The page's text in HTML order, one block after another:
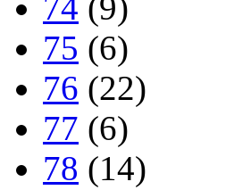
75 (6)
76 (22)
77 (6)
78 (14)